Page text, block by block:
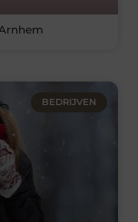
BEDRIJVEN